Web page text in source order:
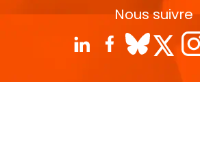
Nous suivre